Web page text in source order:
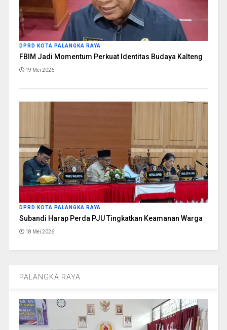
DPRD KOTA PALANGKA RAYA
FBIM Jadi Momentum Perkuat Identitas Budaya Kalteng
19 Mei 2026
DPRD KOTA PALANGKA RAYA
Subandi Harap Perda PJU Tingkatkan Keamanan Warga
18 Mei 2026
PALANGKA RAYA